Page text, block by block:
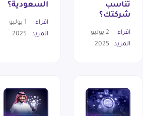
تناسب
شركتك؟
اقراء
المزيد
2 يوليو
2025
السعودية؟
اقراء
المزيد
1 يوليو
2025